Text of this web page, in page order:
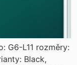
G6-L11 rozměry:
Black,